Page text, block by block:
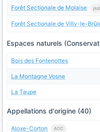
Forêt Sectionale de Molaise
Forêt Sectionale de Villy-le-
Espaces naturels
Bois des Fontenottes
La Montagne Vosne
La Taupe
Appellations d'origine (40)
Aloxe-Corton AOC